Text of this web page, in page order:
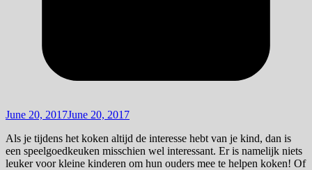
June 20, 2017June 20, 2017
Als je tijdens het koken altijd de interesse hebt van je kind, dan is
een speelgoedkeuken misschien wel interessant. Er is namelijk niets
leuker voor kleine kinderen om hun ouders mee te helpen koken! Of